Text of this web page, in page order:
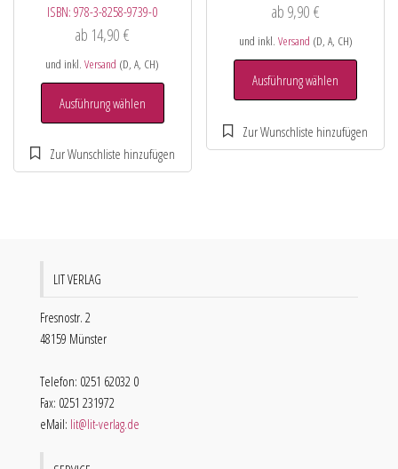
ISBN:978-3-8258-9739-0
ab 14,90€
und inkl.Versand (D, A, CH)
Ausführung wählen
ab 9,90€
und inkl. Versand (D, A, CH)
Ausführung wählen
LIT VERLAG
Fresnostr. 2
48159 Münster
Telefon: 0251 62032 0
Fax: 0251 231972
eMail: lit@lit-verlag.de